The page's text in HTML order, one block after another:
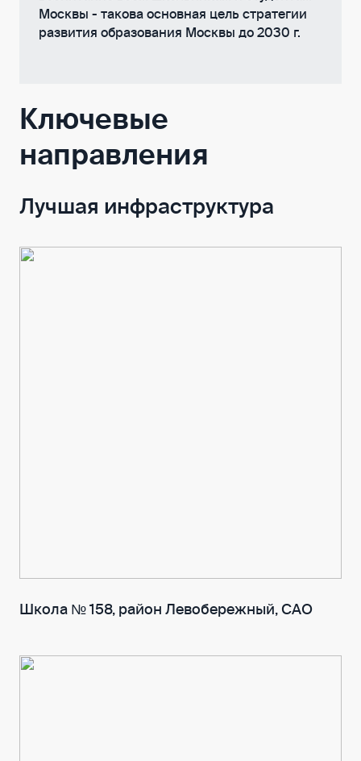
Ключевые
направления
Лучшая инфраструктура
Москвы - такова основная цель стратегии
развития образования Москвы до 2030 г.
Школа № 158, район Левобережный, САО